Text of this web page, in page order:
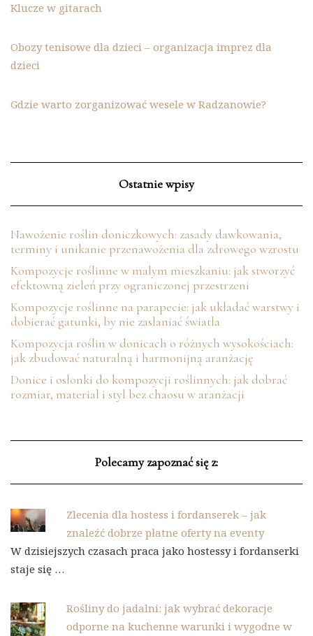
Klucze w gitarach
Obozy tenisowe dla dzieci – organizacja imprez dla
dzieci
Gdzie warto zorganizować wesele w Radzanowie?
Ostatnie wpisy
Nawożenie roślin doniczkowych: zasady dawkowania,
terminy i unikanie przenawożenia dla zdrowego wzrostu
Kompozycje roślinne w małym mieszkaniu: jak stworzyć
efektowną zieleń przy ograniczonej przestrzeni
Kompozycje roślinne na parapecie: jak układać warstwy i
dobierać gatunki, by nie zasłaniać światła
Kompozycja roślin w donicach o różnych wysokościach:
jak zbudować naturalną i harmonijną aranżację
Donice i osłonki do kompozycji roślinnych: jak dobrać
rozmiar, materiał i styl bez chaosu w aranżacji
Polecamy zapoznać się z:
Zlecenia dla hostess i fordanserek – jak
znaleźć dobrze płatne oferty na eventy
W dzisiejszych czasach praca jako hostessy i fordanserki
staje się …
Rośliny do jadalni: jak wybrać dekoracje
odporne na kuchenne warunki i wygodne w